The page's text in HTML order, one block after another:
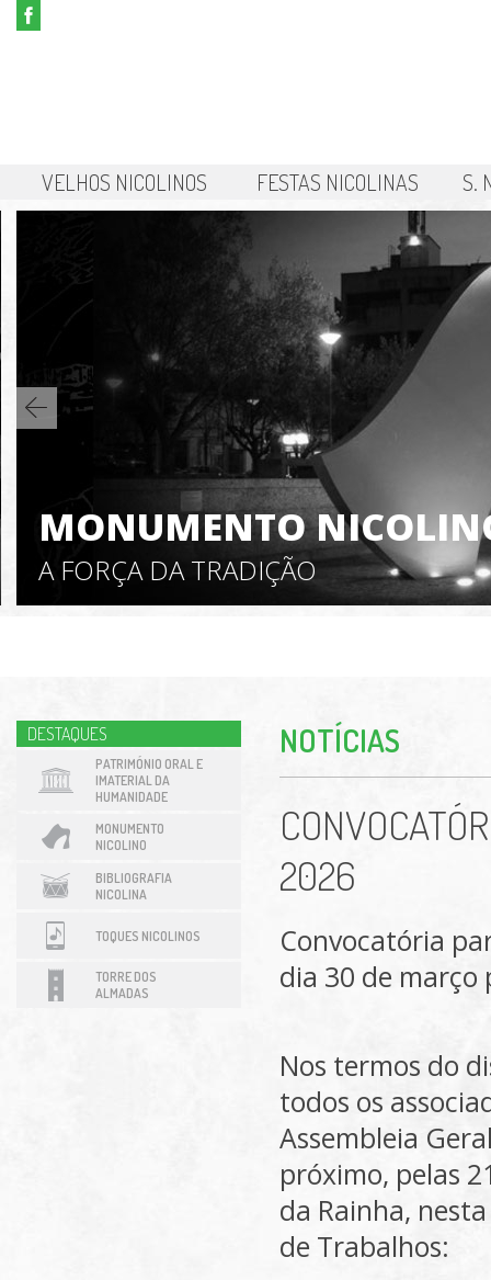
VELHOS NICOLINOS FESTAS NICOLINAS S.
MONUMENTO
A FORÇA DA TRADIÇÃO
DESTAQUES
PATRIMÓNIO ORAL E
IMATERIAL DA
HUMANIDADE
MONUMENTO
NICOLINO
BIBLIOGRAFIA
NICOLINA
TOQUES NICOLINOS
TORRE DOS
ALMADAS
NOTÍCIAS
2026
Convocatória
dia 30 de março
Nos termos do
todos os
Assembleia
próximo, pelas
da Rainha,
de Trabalhos: